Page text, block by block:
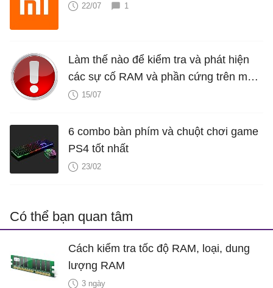
22/07 1
Làm thế nào để kiểm tra và phát hiện
các sự cố RAM và phần cứng trên máy
tính Windows của bạn?
15/07
6 combo bàn phím và chuột chơi game
PS4 tốt nhất
23/02
Có thể bạn quan tâm
Cách kiểm tra tốc độ RAM, loại, dung
lượng RAM
3 ngày